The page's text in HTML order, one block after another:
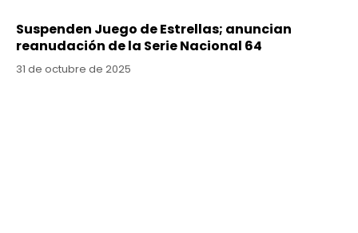
Suspenden Juego de Estrellas; anuncian
reanudación de la Serie Nacional 64
31 de octubre de 2025